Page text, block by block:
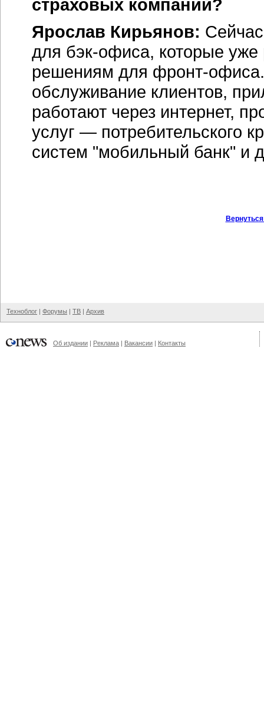
страховых компаний?
Ярослав Кирьянов:
для бэк-офиса, которые
решениям для фронт-офиса
обслуживание клиентов,
работают через интернет,
услуг — потребительского
систем "мобильный банк" и
Техноблог | Форумы | ТВ | Архив
Об издании | Реклама | Вакансии | Контакты